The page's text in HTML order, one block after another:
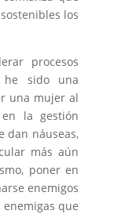
los
procesos
he sido una
una mujer al
la gestión
dan náuseas,
más aún
poner en
enemigos
que